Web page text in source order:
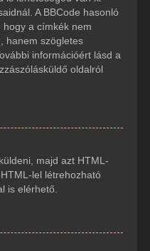
A BBCode hasonló
a címkék nem
hanem szögletes
információért lásd a
oldalról
majd azt HTML-
lel létrehozható
is elérhető.